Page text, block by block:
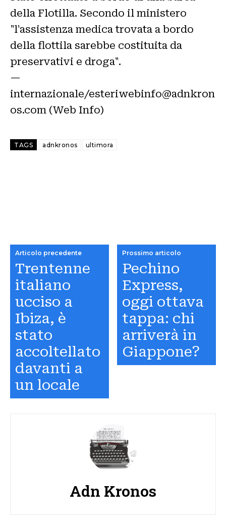
della Flotilla. Secondo il ministero
"l'assistenza medica trovata a bordo
della flottila sarebbe costituita da
preservativi e droga".
—
internazionale/esteriwebinfo@adnkron
os.com (Web Info)
TAGS adnkronos ultimora
Articolo precedente
Trentenne
italiano
ucciso a
Ibiza, è
stato
accoltellato
davanti a
un locale
Prossimo articolo
Pechino
Express,
oggi ottava
tappa: chi
arriverà in
Giappone?
Adn Kronos